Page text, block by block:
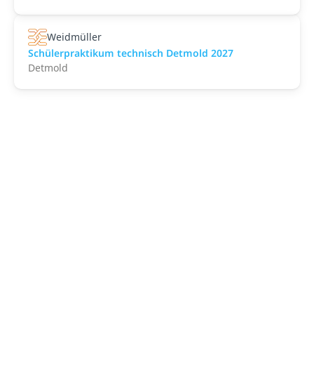
Weidmüller
Schülerpraktikum technisch Detmold 2027
Detmold